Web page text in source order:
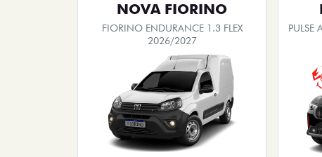
NOVA FIORINO
FIORINO ENDURANCE 1.3 FLEX
2026/2027
PULSE